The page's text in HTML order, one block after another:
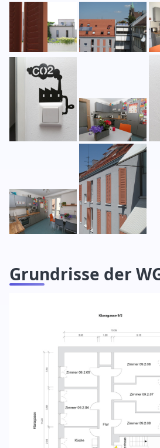
Grundrisse der